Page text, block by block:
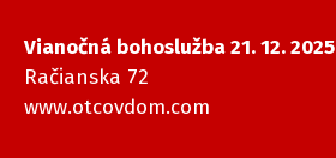
Vianočná bohoslužba 21. 12. 2025
Račianska 72
www.otcovdom.com